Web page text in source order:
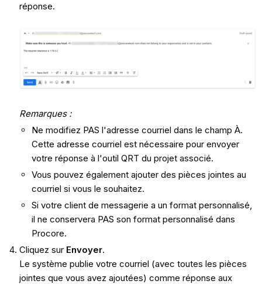
réponse.
Remarques :
Ne modifiez PAS l'adresse courriel dans le champ À.
Cette adresse courriel est nécessaire pour envoyer
votre réponse à l'outil QRT du projet associé.
Vous pouvez également ajouter des pièces jointes au
courriel si vous le souhaitez.
Si votre client de messagerie a un format personnalisé,
il ne conservera PAS son format personnalisé dans
Procore.
Cliquez sur Envoyer.
Le système publie votre courriel (avec toutes les pièces
jointes que vous avez ajoutées) comme réponse aux